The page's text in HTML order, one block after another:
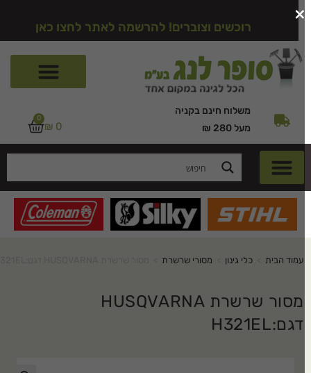
רוכשים וצוברים! להרשמה לאתר לחצו כאן
משלוח חינם בקניה
מעל 280 ₪
₪0
0
עמוד הבית > כלי גינון > מסורי שרשרת >
מסור שרשרת HUSQVARNA
דגם:H321EL
×